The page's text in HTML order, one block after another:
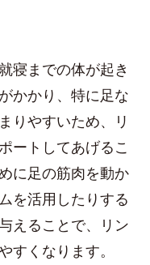
寝までの体が起き
かかり、特に足な
りやすいため、リ
ートしてあげるこ
に足の筋肉を動か
を活用したりする
えることで、リン
すくなります。